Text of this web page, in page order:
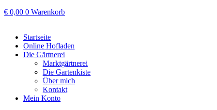
€ 0,00 0 Warenkorb
Startseite
Online Hofladen
Die Gärtnerei
Marktgärtnerei
Die Gartenkiste
Über mich
Kontakt
Mein Konto